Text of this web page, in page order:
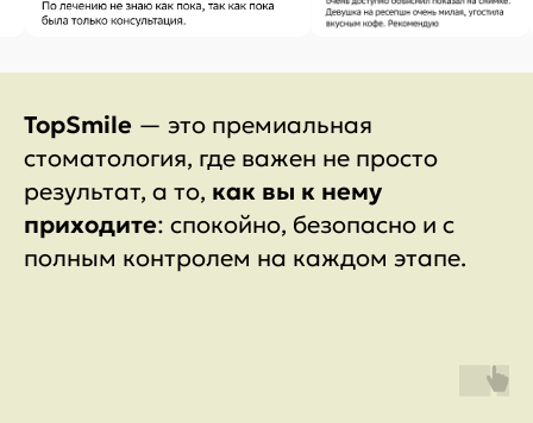
TopSmile — это премиальная
стоматология, где важен не просто
результат, а то, как вы к нему
приходите: спокойно, безопасно и с
полным контролем на каждом этапе.